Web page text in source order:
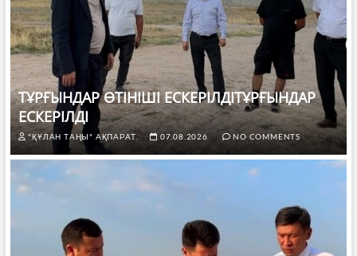
ТҰРҒЫНДАР ӨТІНІШІ ЕСКЕРІЛДІТҰРҒЫНДАР
ЕСКЕРІЛДІ
"ҚҰЛАН ТАҢЫ" АҚПАРАТ. 07.08.2026 NO COMMENTS